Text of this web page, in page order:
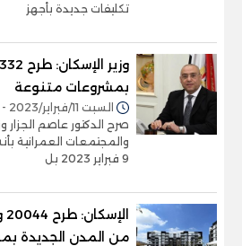
تكليفات جديدة بأجهز
بمشروعات متنوعة
السبت 11/فبراير/2023 - 10:21 ص
صرح الدكتور عاصم الجزار
والمجتمعات العمرانية
9 فبراير 2023 بل
من المدن الجديدة